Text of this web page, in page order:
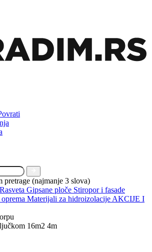
pretrage (najmanje 3 slova)
Rasveta Gipsane ploče Stiropor i fasade
Materijali za hidroizolacije AKCIJE I
16m2 4m